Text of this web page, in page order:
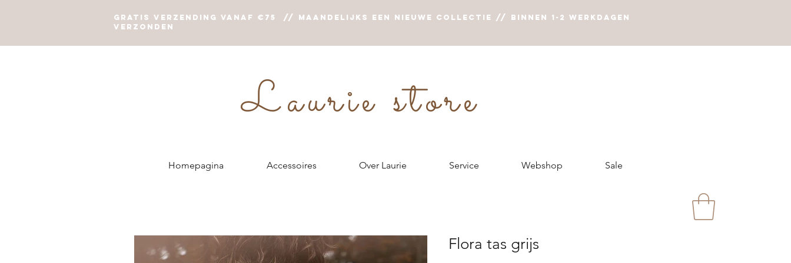
Gratis verzending vanaf €75 // Maandelijks een nieuwe collectie // Binnen 1-2 werkdagen
verzonden
Laurie store
Homepagina Accessoires Over Laurie Service Webshop Sale
Flora tas grijs